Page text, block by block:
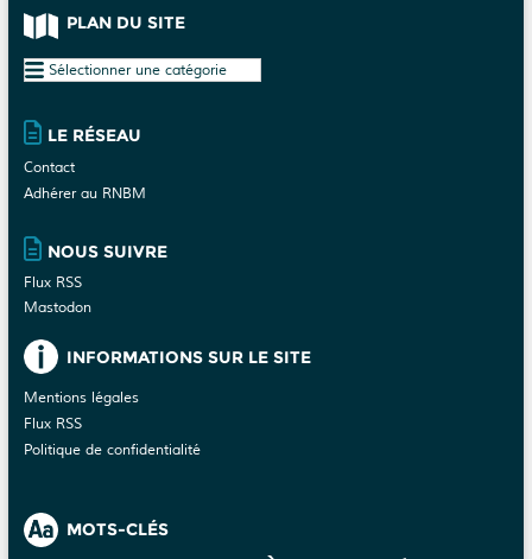
PLAN DU SITE
Plan
site
LE RÉSEAU
Contact
Adhérer au RNBM
NOUS SUIVRE
Flux RSS
Mastodon
INFORMATIONS SUR LE SITE
Mentions légales
Flux RSS
Politique de confidentialité
MOTS-CLÉS